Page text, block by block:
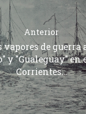
Anterior
vapores de guerra
y "Gualeguay" en
Corrientes…